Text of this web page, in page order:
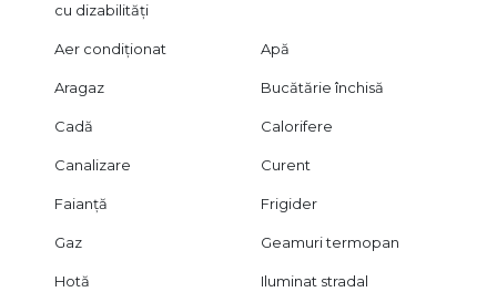
cu dizabilități
Aer condiționat Apă
Aragaz Bucătărie închisă
Cadă Calorifere
Canalizare Curent
Faianță Frigider
Gaz Geamuri termopan
Hotă Iluminat stradal